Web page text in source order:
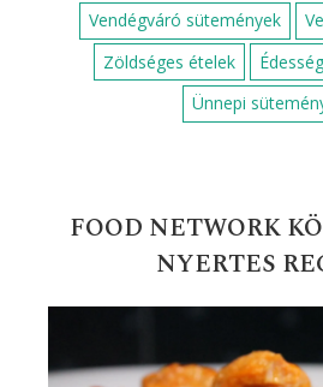
Vendégváró sütemények
Zöldséges ételek
Ünnepi
FOOD NETWORK
NYERTES